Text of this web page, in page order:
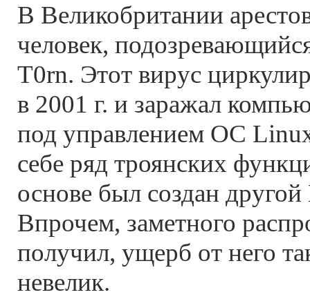
В Великобритании
человек,
T0rn. Этот вирус
в 2001 г. и заражал
под управлением ОС
себе ряд троянских
основе был создан
Впрочем, заметного
получил, ущерб от него
невелик.